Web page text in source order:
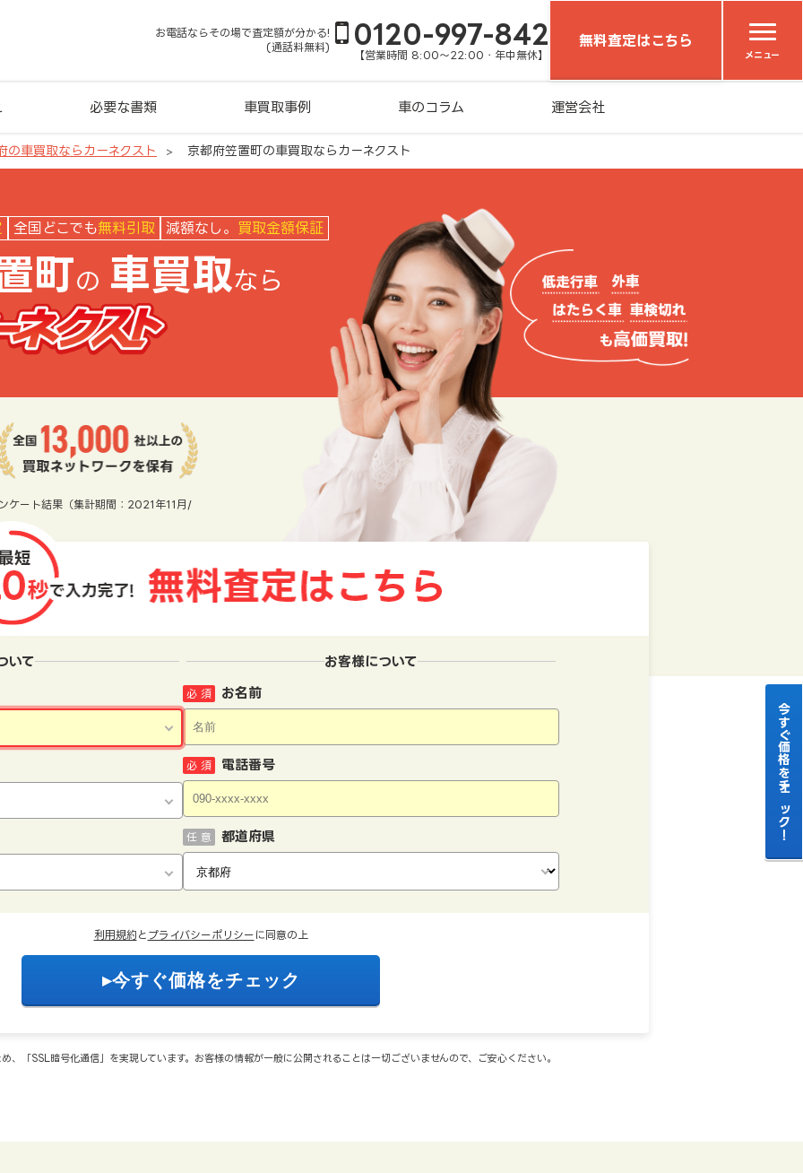
お電話ならその場で査定額が分かる!
(通話料無料)
0120-997-842
【営業時間 8:00～22:00・年中無休】
無料査定はこちら
メニュー
必要な書類 車買取事例 車のコラム 運営会社
の車買取ならカーネクスト 京都府笠置町の車買取ならカーネクスト
全国どこでも無料引取 減額なし。 買取金額保証
町の 車買取なら
ケート結果（集計期間：2021年11月/
いて お客様について
お名前
必 須
電話番号
必 須
都道府県
任 意
利用規約 と プライバシーポリシー に同意の上
、「SSL暗号化通信」を実現しています。お客様の情報が一般に公開されることは一切ございませんので、ご安心ください。
今すぐ価格をチェック！